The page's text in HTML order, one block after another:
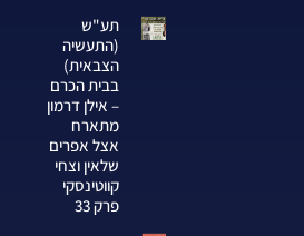
תע"ש
(התעשיה
הצבאית)
בבית הכרם
– אילן דרמון
מתארח
אצל אפרים
שלאין וצחי
קווטינסקי
פרק 33